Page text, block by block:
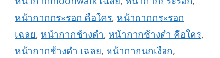
หน้ากากกระรอก คือใคร, หน้ากากกระรอก
เฉลย, หน้ากากช้างดำ, หน้ากากช้างดำ คือใคร,
หน้ากากช้างดำ เฉลย, หน้ากากนกเงือก,